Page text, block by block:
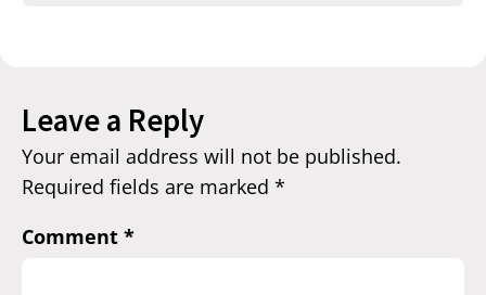
Leave a Reply
Your email address will not be published.
Required fields are marked *
Comment *